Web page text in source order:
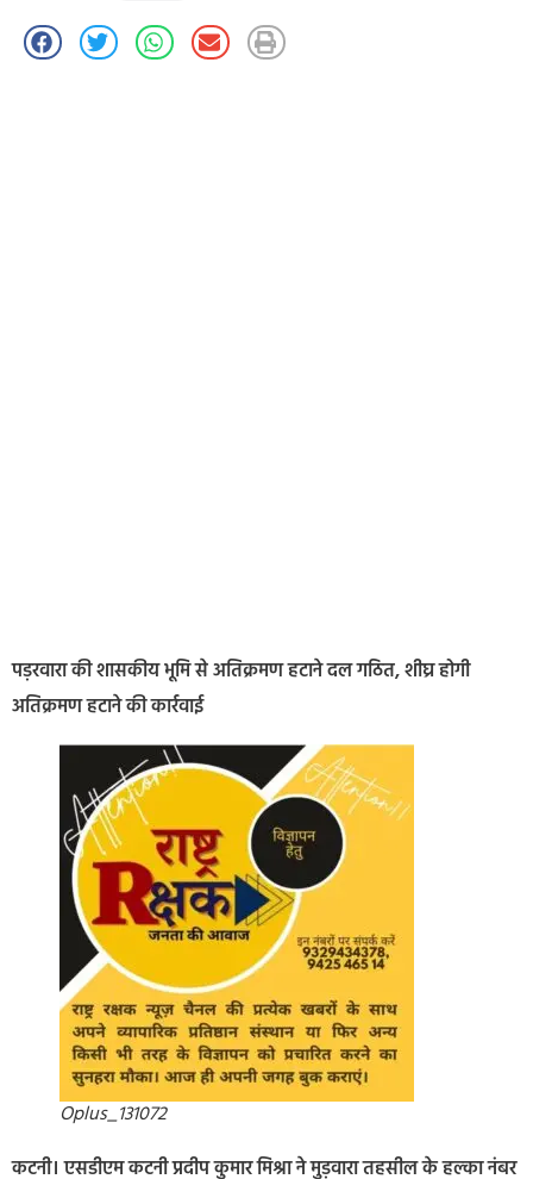
पड़रवारा की शासकीय भूमि से अतिक्रमण हटाने दल गठित, शीघ्र होगी
अतिक्रमण हटाने की कार्रवाई
Oplus_131072
कटनी। एसडीएम कटनी प्रदीप कुमार मिश्रा ने मुड़वारा तहसील के हल्‍का नंबर